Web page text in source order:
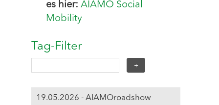
es hier: AIAMO Social
Mobility
Tag-Filter
19.05.2026 - AIAMOroadshow